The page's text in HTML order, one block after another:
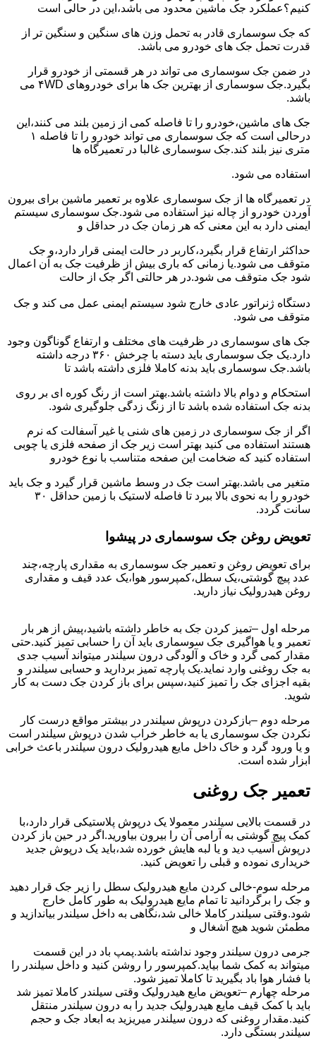
کنیم؟عملکرد جک ماشین محدود می باشد،این در حالی است
که جک سوسماری قادر به تحمل وزن های سنگین و سنگین تر از
قدرت تحمل جک های خودرو می باشد.
در ضمن جک سوسماری می تواند در هر قسمتی از خودرو قرار
بگیرد.جک سوسماری از بهترین جک ها برای خودروهای ۴WD می
باشد.
جک های ماشین،خودرو را تا فاصله کمی از زمین بلند می کنند،این
درحالی است که جک سوسماری می تواند خودرو را تا فاصله ۱
متری نیز بلند کند.جک سوسماری غالبا در تعمیرگاه ها
استفاده می شود.
در تعمیرگاه ها از جک سوسماری علاوه بر تعمیر ماشین برای بیرون
آوردن خودرو از چاله نیز استفاده می شود.جک سوسماری سیستم
ایمنی دارد به این معنی که هر زمان جک در حداقل و
حداکثر ارتفاع قرار بگیرد،کاربر در حالت ایمنی قرار دارد،و جک
متوقف می شود.یا زمانی که باری بیش از ظرفیت جک به آن اعمال
شود جک متوقف می شود.در هر حالتی اگر جک از حالت
دستگاه ژنراتور عادی خارج شود سیستم ایمنی عمل می کند و جک
متوقف می شود.
جک های سوسماری در ظرفیت های مختلف و ارتفاع گوناگون وجود
دارد.یک جک سوسماری باید دسته با چرخش ۳۶۰ درجه داشته
باشد.جک سوسماری باید بدنه کاملا فلزی داشته باشد تا
استحکام و دوام بالا داشته باشد.بهتر است از رنگ کوره ای بر روی
بدنه جک استفاده شده باشد تا از زنگ زدگی جلوگیری شود.
اگر از جک سوسماری در زمین های شنی یا غیر آسفالت که نرم
هستند استفاده می کنید بهتر است زیر جک از صفحه فلزی یا چوبی
استفاده کنید که ضخامت این صفحه متناسب با نوع خودرو
متغیر می باشد.بهتر است جک در وسط ماشین قرار گیرد و جک باید
خودرو را به نحوی بالا ببرد تا فاصله لاستیک با زمین حداقل ۳۰
سانت گردد.
تعویض روغن جک سوسماری در پیشوا
برای تعویض روغن و تعمیر جک سوسماری به مقداری پارچه،چند
عدد پیچ گوشتی،یک سطل،کمپرسور هوا،یک عدد قیف و مقداری
روغن هیدرولیک نیاز دارید.
مرحله اول –تمیز کردن جک به خاطر داشته باشید،پیش از هر بار
تعمیر و یا هواگیری جک سوسماری باید آن را حسابی تمیز کنید.حتی
مقدار کمی گرد و خاک و آلودگی درون سیلندر میتواند آسیب جدی
به جک روغنی وارد نماید.یک پارچه تمیز بردارید و حسابی سیلندر و
بقیه اجزای جک را تمیز کنید،سپس برای باز کردن جک دست به کار
شوید.
مرحله دوم –بازکردن درپوش سیلندر در بیشتر مواقع درست کار
نکردن جک سوسماری یا به خاطر خراب شدن درپوش سیلندر است
و یا ورود گرد و خاک داخل مایع هیدرولیک درون سیلندر باعث خرابی
ابزار شده است.
تعمیر جک روغنی
در قسمت بالایی سیلندر معمولا یک درپوش پلاستیکی قرار دارد،با
کمک پیچ گوشتی به آرامی آن را بیرون بیاورید.اگر در حین باز کردن
درپوش آسیب دید و یا لبه هایش خورده شد،باید یک درپوش جدید
خریداری نموده و قبلی را تعویض کنید.
مرحله سوم-خالی کردن مایع هیدرولیک سطل را زیر جک قرار دهید
و جک را برگردانید تا تمام مایع هیدرولیک به طور کامل خارج
شود.وقتی سیلندر کاملا خالی شد،نگاهی به داخل سیلندر بیاندازید و
مطمئن شوید هیچ آشغال و
جرمی درون سیلندر وجود نداشته باشد.پمپ باد در این قسمت
میتواند به کمک شما بیاید.کمپرسور را روشن کنید و داخل سیلندر را
با فشار هوا باد بگیرید تا کاملا تمیز شود.
مرحله چهارم –تعویض مایع هیدرولیک وقتی سیلندر کاملا تمیز شد
باید با کمک قیف مایع هیدرولیک جدید را به درون سیلندر منتقل
کنید.مقدار روغنی که درون سیلندر میریزید به ابعاد جک و حجم
سیلندر بستگی دارد.